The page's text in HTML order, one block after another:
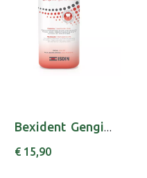
Bexident Gengivas Colut Chx 500ml
€ 15,90